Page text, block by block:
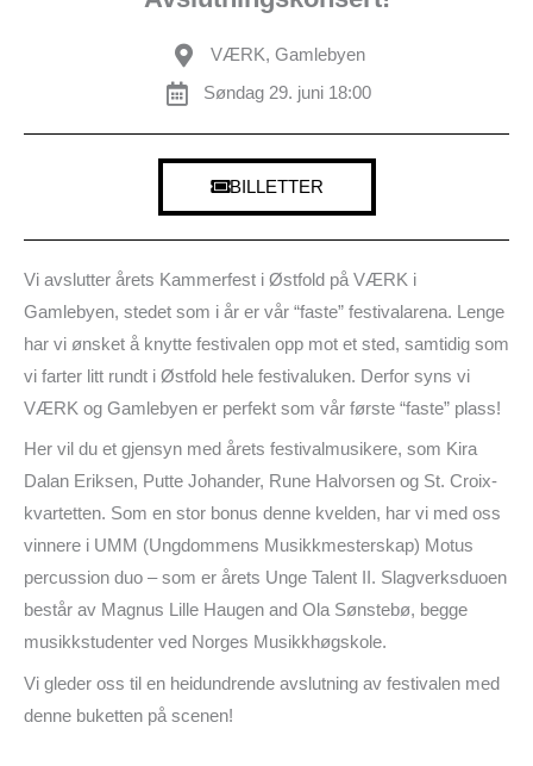
VÆRK, Gamlebyen
Søndag 29. juni 18:00
BILLETTER
Vi avslutter årets Kammerfest i Østfold på VÆRK i
Gamlebyen, stedet som i år er vår “faste” festivalarena. Lenge
har vi ønsket å knytte festivalen opp mot et sted, samtidig som
vi farter litt rundt i Østfold hele festivaluken. Derfor syns vi
VÆRK og Gamlebyen er perfekt som vår første “faste” plass!
Her vil du et gjensyn med årets festivalmusikere, som Kira
Dalan Eriksen, Putte Johander, Rune Halvorsen og St. Croix-
kvartetten. Som en stor bonus denne kvelden, har vi med oss
vinnere i UMM (Ungdommens Musikkmesterskap) Motus
percussion duo – som er årets Unge Talent II. Slagverksduoen
består av Magnus Lille Haugen and Ola Sønstebø, begge
musikkstudenter ved Norges Musikkhøgskole.
Vi gleder oss til en heidundrende avslutning av festivalen med
denne buketten på scenen!